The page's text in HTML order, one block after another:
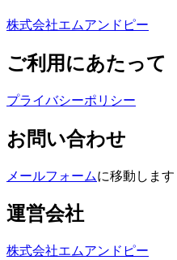
株式会社エムアンドピー
ご利用にあたって
プライバシーポリシー
お問い合わせ
メールフォームに移動します
運営会社
株式会社エムアンドピー